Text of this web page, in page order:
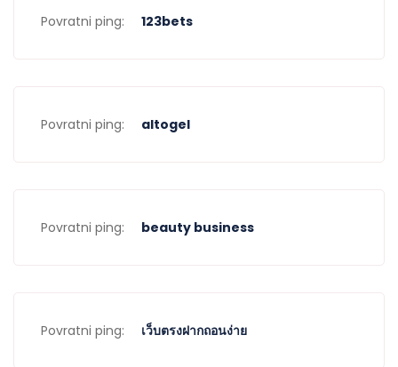
Povratni ping: 123bets
Povratni ping: altogel
Povratni ping: beauty business
Povratni ping: เว็บตรงฝากถอนง่าย